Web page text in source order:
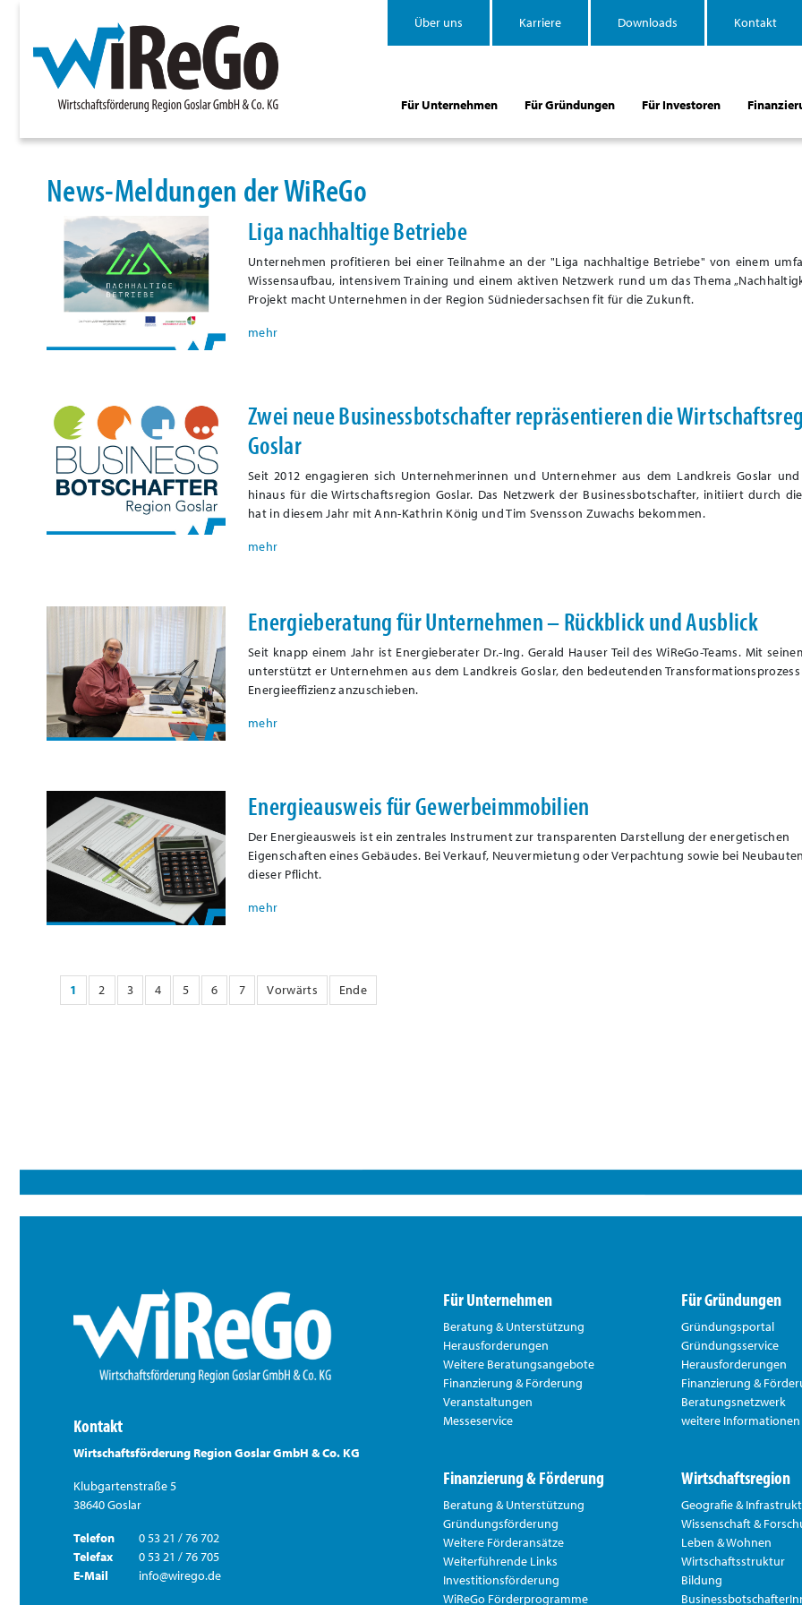
Über uns Karriere Downloads Kontakt
Für Unternehmen Für Gründungen Für Investoren
News-Meldungen der WiReGo
Liga nachhaltige Betriebe
Unternehmen profitieren bei einer Teilnahme an der "Liga nachhaltige Betriebe" von einem
Wissensaufbau, intensivem Training und einem aktiven Netzwerk rund um das Thema
Projekt macht Unternehmen in der Region Südniedersachsen fit für die Zukunft.
Zwei neue Businessbotschafter repräsentieren die
Goslar
Seit 2012 engagieren sich Unternehmerinnen und Unternehmer aus dem Landkreis Goslar
hinaus für die Wirtschaftsregion Goslar. Das Netzwerk der Businessbotschafter, initiiert durch die
hat in diesem Jahr mit Ann-Kathrin König und Tim Svensson Zuwachs bekommen.
Energieberatung für Unternehmen – Rückblick und Ausblick
Seit knapp einem Jahr ist Energieberater Dr.-Ing. Gerald Hauser Teil des WiReGo-Teams. Mit
unterstützt er Unternehmen aus dem Landkreis Goslar, den bedeutenden
Energieeffizienz anzuschieben.
Energieausweis für Gewerbeimmobilien
Der Energieausweis ist ein zentrales Instrument zur transparenten Darstellung der energetischen
Eigenschaften eines Gebäudes. Bei Verkauf, Neuvermietung oder Verpachtung sowie bei
dieser Pflicht.
1 2 3 4 5 6 7 Vorwärts Ende
Kontakt
Wirtschaftsförderung Region Goslar GmbH & Co. KG
Klubgartenstraße 5
38640 Goslar
Telefon
0 53 21 / 76 702
Telefax
0 53 21 / 76 705
E-Mail
info@wirego.de
Für Unternehmen
Beratung & Unterstützung
Herausforderungen
Weitere Beratungsangebote
Finanzierung & Förderung
Veranstaltungen
Messeservice
Für Gründungen
Gründungsportal
Gründungsservice
Herausforderungen
Finanzierung &
Beratungsnetzwerk
weitere Informationen
Finanzierung & Förderung
Beratung & Unterstützung
Gründungsförderung
Weitere Förderansätze
Weiterführende Links
Investitionsförderung
WiReGo Förderprogramme
Wirtschaftsregion
Geografie &
Wissenschaft &
Leben & Wohnen
Wirtschaftsstruktur
Bildung